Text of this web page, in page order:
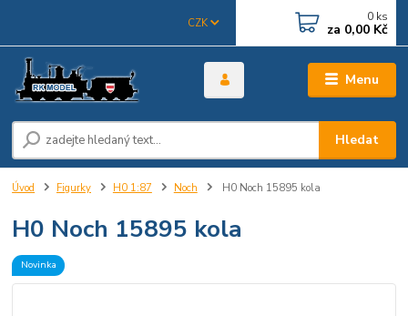
Menu
CZK
Hledat
0 ks
za 0,00 Kč
Úvod Figurky H0 1:87 Noch H0 Noch 15895 kola
H0 Noch 15895 kola
Novinka